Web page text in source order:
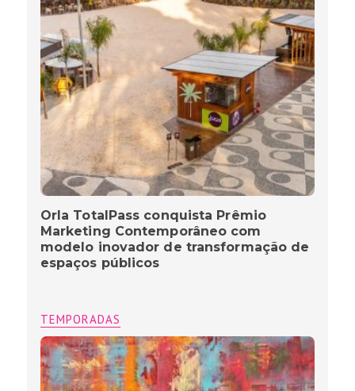
Orla TotalPass conquista Prêmio
Marketing Contemporâneo com
modelo inovador de transformação de
espaços públicos
TEMPORADAS